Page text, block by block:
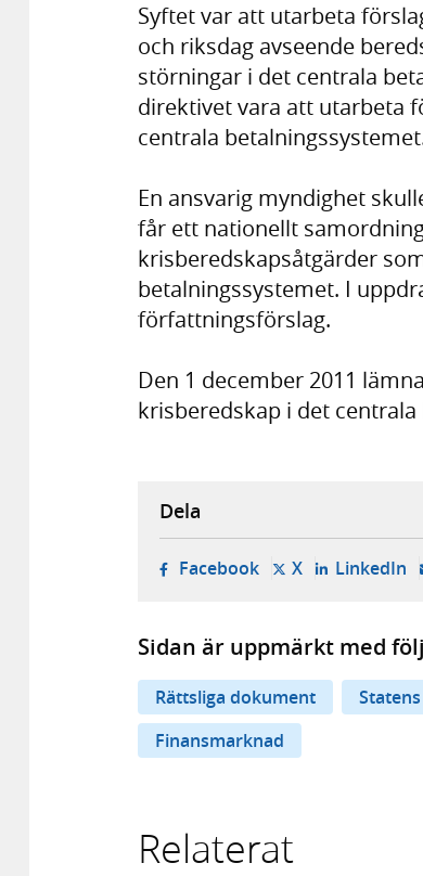
Syftet var att utarbeta
och riksdag avseende
störningar i det centrala
direktivet vara att utarbeta
centrala
En ansvarig myndighet
får ett nationellt
krisberedskapsåtgärder
betalningssystemet. I
författningsförslag.
Den 1 december 2011
krisberedskap i det
Dela
Facebook- öppnas i ny flik,
X- öppnas i ny
LinkedIn-
Sidan är uppmärkt med
Rättsliga dokument
Finansmarknad
Relaterat